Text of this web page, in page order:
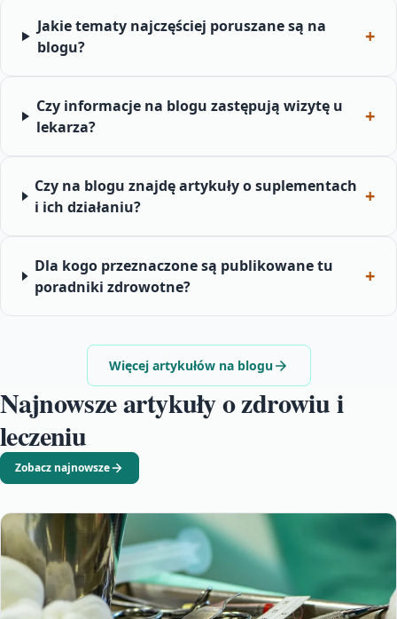
Jakie tematy najczęściej poruszane są na
blogu?
Czy informacje na blogu zastępują wizytę u
lekarza?
Czy na blogu znajdę artykuły o suplementach
i ich działaniu?
Dla kogo przeznaczone są publikowane tu
poradniki zdrowotne?
Więcej artykułów na blogu
Najnowsze artykuły o zdrowiu i
leczeniu
Zobacz najnowsze